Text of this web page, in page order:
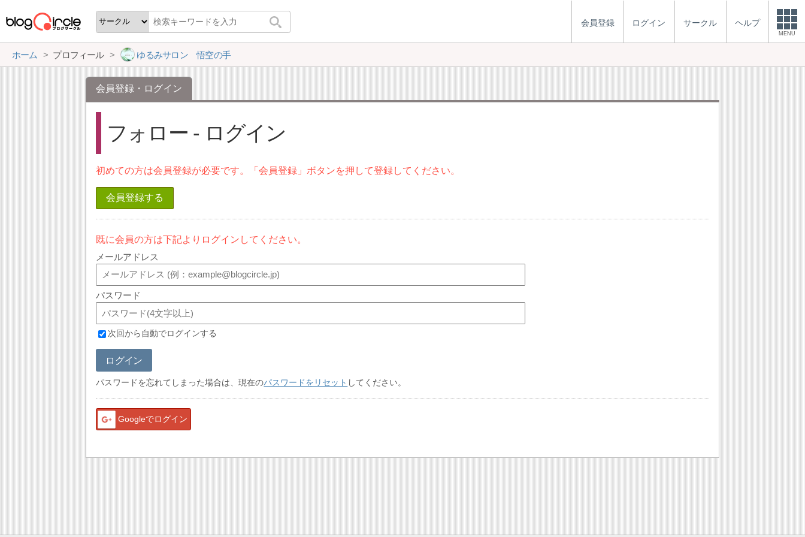
会員登録 ログイン サークル ヘルプ
MENU
ホーム プロフィール ゆるみサロン 悟空の手
会員登録・ログイン
フォロー - ログイン
初めての方は会員登録が必要です。「会員登録」ボタンを押して登録してください。
会員登録する
既に会員の方は下記よりログインしてください。
メールアドレス
パスワード
次回から自動でログインする
ログイン
パスワードを忘れてしまった場合は、現在のパスワードをリセット してください。
Googleでログイン